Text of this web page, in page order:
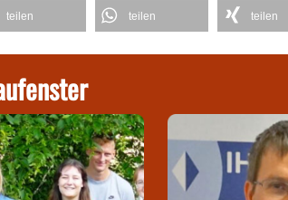
teilen teilen teilen